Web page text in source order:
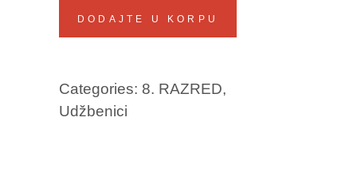
-
-
DODAJTE U KORPU
Categories: 8. RAZRED,
Udžbenici